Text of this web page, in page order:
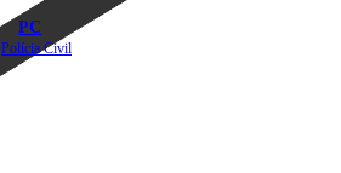
PC
Polícia Civil